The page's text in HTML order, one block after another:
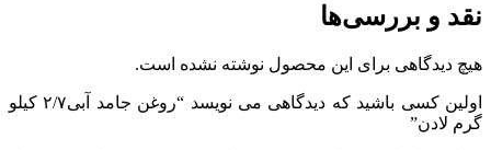
نقد و بررسی‌ها
هیچ دیدگاهی برای این محصول نوشته نشده است.
اولین کسی باشید که دیدگاهی می نویسد “روغن جامد آبی۲/۷ کیلو
گرم لادن”